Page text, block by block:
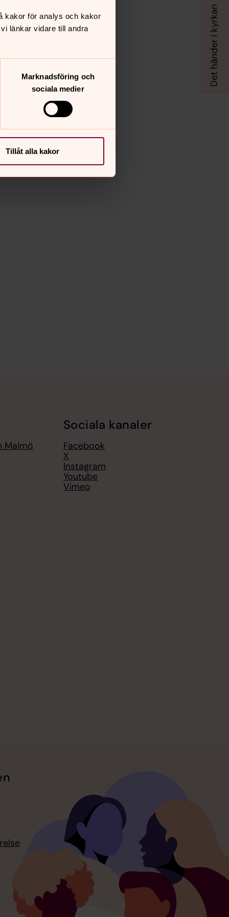
kakor för analys och kakor
länkar vidare till andra
Marknadsföring och
sociala medier
Tillåt alla kakor
Malmö
Sociala kanaler
Facebook
X
Instagram
Youtube
Vimeo